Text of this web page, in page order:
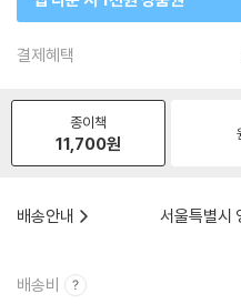
결제혜택
종이책
11,700원
배송안내
서울특별시
배송비